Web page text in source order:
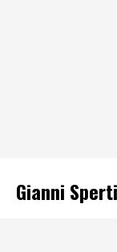
Gianni